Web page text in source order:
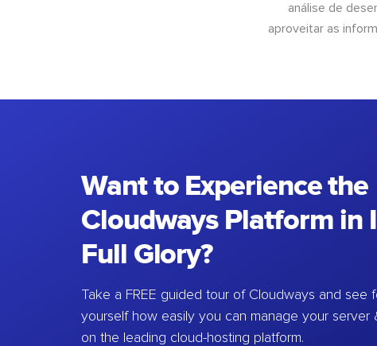
análise de
aproveitar as
Want to Experience the
Cloudways Platform in
Full Glory?
Take a FREE guided tour of Cloudways and see
yourself how easily you can manage your server
on the leading cloud-hosting platform.